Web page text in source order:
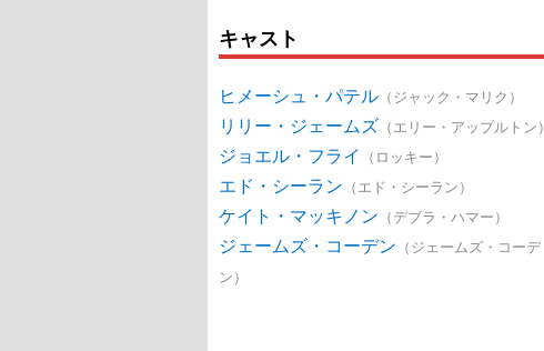
キャスト
ヒメーシュ・パテル （ジャック・マリク）
リリー・ジェームズ （エリー・アップルトン）
ジョエル・フライ （ロッキー）
エド・シーラン （エド・シーラン）
ケイト・マッキノン （デブラ・ハマー）
ジェームズ・コーデン （ジェームズ・コーデ
ン）